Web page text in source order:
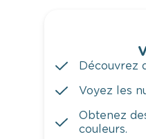
Découvrez
Voyez les
Obtenez
couleurs.